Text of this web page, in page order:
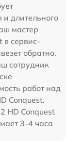
длительного
мастер
в сервис-
обратно.
сотрудник
работ над
Conquest.
HD Conquest
3-4 часа